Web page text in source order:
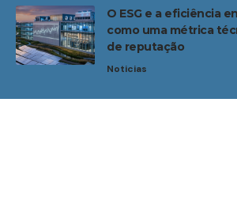
O ESG e a eficiência
como uma métrica
de reputação
Noticias